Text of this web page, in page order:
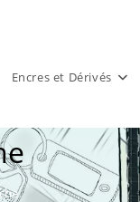
Encres et Dérivés